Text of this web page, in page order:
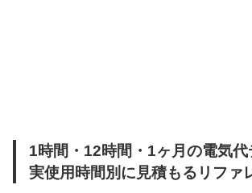
1時間・12時間・1ヶ月の電気
実使用時間別に見積もるリファ